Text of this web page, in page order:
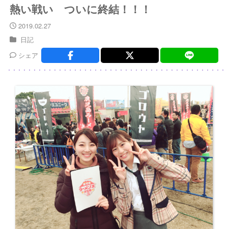
熱い戦い ついに終結！！！
2019.02.27
日記
シェア